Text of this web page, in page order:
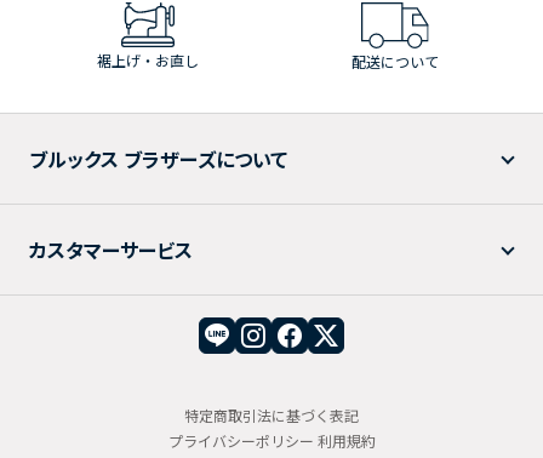
裾上げ・お直し 配送について
ブルックス ブラザーズについて
カスタマーサービス
特定商取引法に基づく表記
プライバシーポリシー 利用規約